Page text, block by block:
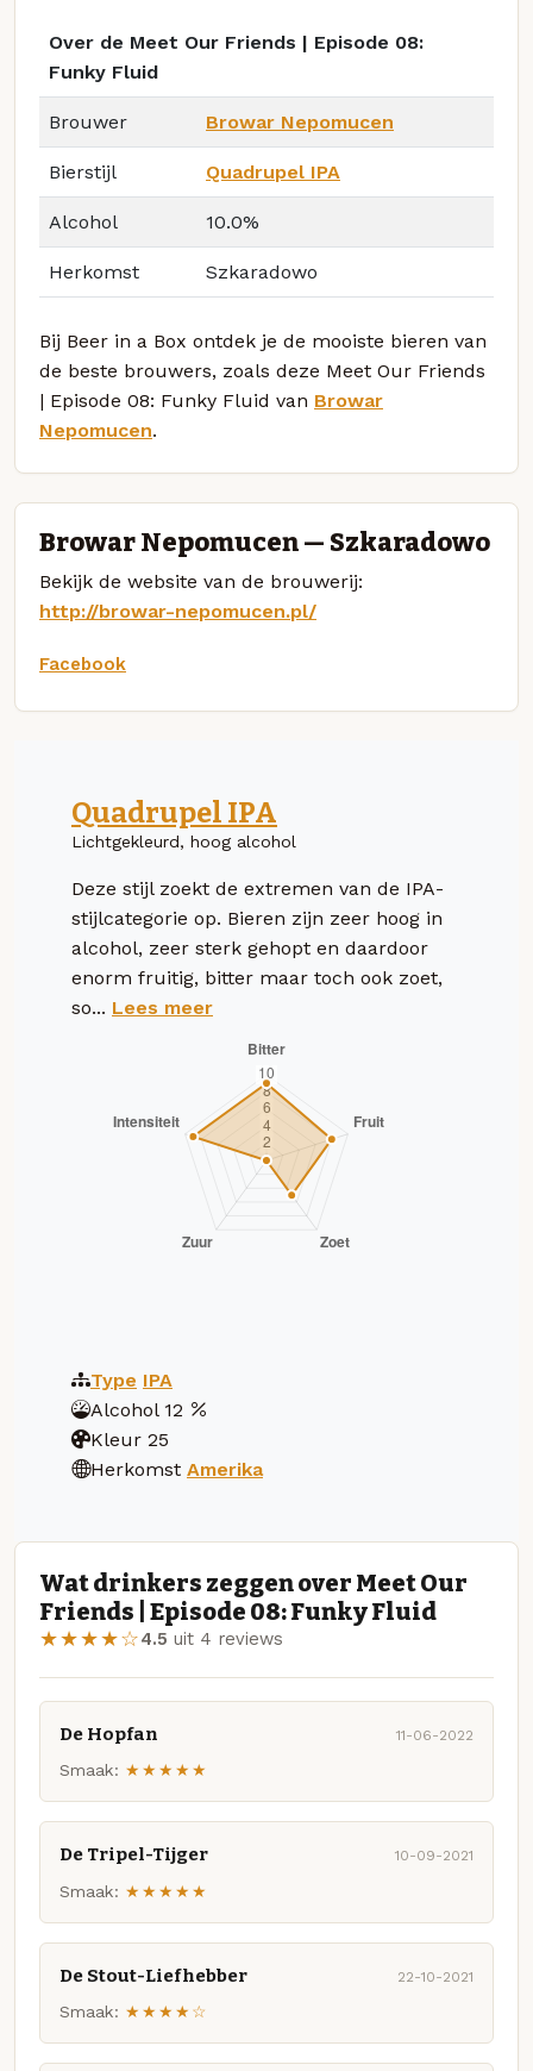
Over de Meet Our Friends | Episode 08:
Funky Fluid
Brouwer Browar Nepomucen
Bierstijl Quadrupel IPA
Alcohol 10.0%
Herkomst Szkaradowo
Bij Beer in a Box ontdek je de mooiste bieren van
de beste brouwers, zoals deze Meet Our Friends
| Episode 08: Funky Fluid van Browar
Nepomucen.
Browar Nepomucen — Szkaradowo
Bekijk de website van de brouwerij:
http://browar-nepomucen.pl/
Facebook
Quadrupel IPA
Lichtgekleurd, hoog alcohol
Deze stijl zoekt de extremen van de IPA-
stijlcategorie op. Bieren zijn zeer hoog in
alcohol, zeer sterk gehopt en daardoor
enorm fruitig, bitter maar toch ook zoet,
so... Lees meer
Type IPA
Alcohol 12
Kleur 25
Herkomst Amerika
Wat drinkers zeggen over Meet Our
Friends | Episode 08: Funky Fluid
★★★★☆4.5 uit 4 reviews
De Hopfan 11-06-2022
Smaak: ★★★★★
De Tripel-Tijger 10-09-2021
Smaak: ★★★★★
De Stout-Liefhebber 22-10-2021
Smaak: ★★★★☆